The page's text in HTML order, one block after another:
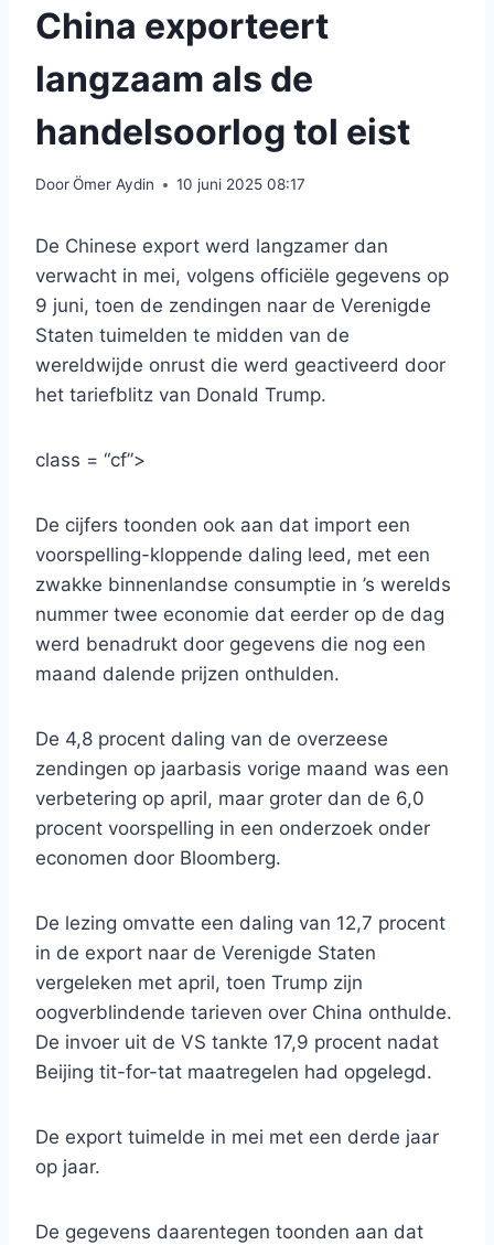
China exporteert
langzaam als de
handelsoorlog tol eist
DoorÖmer Aydin 10 juni 2025 08:17
De Chinese export werd langzamer dan
verwacht in mei, volgens officiële gegevens op
9 juni, toen de zendingen naar de Verenigde
Staten tuimelden te midden van de
wereldwijde onrust die werd geactiveerd door
het tariefblitz van Donald Trump.
class = “cf”>
De cijfers toonden ook aan dat import een
voorspelling-kloppende daling leed, met een
zwakke binnenlandse consumptie in ’s werelds
nummer twee economie dat eerder op de dag
werd benadrukt door gegevens die nog een
maand dalende prijzen onthulden.
De 4,8 procent daling van de overzeese
zendingen op jaarbasis vorige maand was een
verbetering op april, maar groter dan de 6,0
procent voorspelling in een onderzoek onder
economen door Bloomberg.
De lezing omvatte een daling van 12,7 procent
in de export naar de Verenigde Staten
vergeleken met april, toen Trump zijn
oogverblindende tarieven over China onthulde.
De invoer uit de VS tankte 17,9 procent nadat
Beijing tit-for-tat maatregelen had opgelegd.
De export tuimelde in mei met een derde jaar
op jaar.
De gegevens daarentegen toonden aan dat